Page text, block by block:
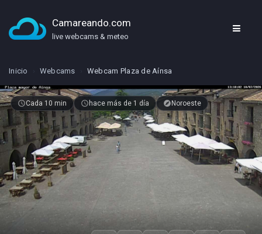
Camareando.com
live webcams & meteo
Inicio Webcams Webcam Plaza de Aínsa
scheduleCada 10 min access_time hace más de 1 día explore Noroeste